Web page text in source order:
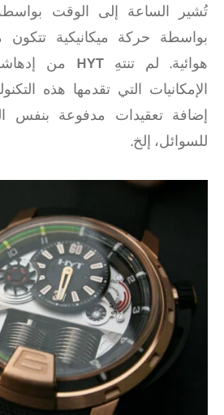
تُشير الساعة إلى الوقت
بواسطة حركة ميكانيكية
هوائية. لم تنتهِ HYT من
الإمكانيات التي تقدمها هذه
إضافة تعقيدات مدفوعة بنفس
للسوائل، إلخ.